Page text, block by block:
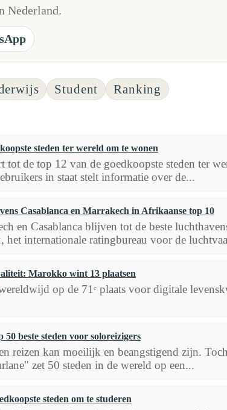
Nederland.
Student Ranking
steden ter wereld om te wonen
tot de top 12 van de goedkoopste steden ter
in staat stelt informatie over de...
Casablanca en Marrakech in Afrikaanse top 10
en Casablanca blijven tot de beste
het internationale ratingbureau voor de
Marokko wint 13 plaatsen
op de 71ᵉ plaats voor digitale
beste steden voor soloreizigers
reizen kan moeilijk en beangstigend zijn.
zet 50 steden in de wereld op een...
steden om te studeren